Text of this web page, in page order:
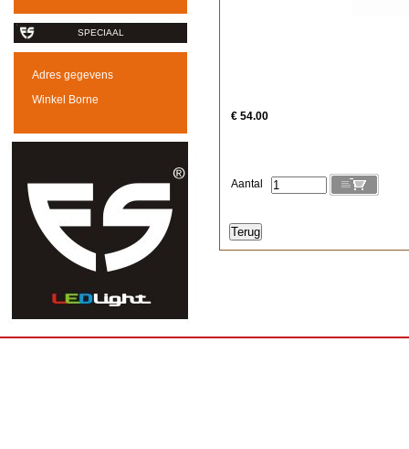
SPECIAAL
Adres gegevens
Winkel Borne
€ 54.00
Aantal